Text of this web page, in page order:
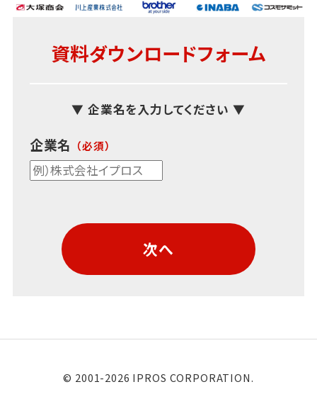
資料ダウンロードフォーム
▼ 企業名を入力してください ▼
企業名
次へ
© 2001-2026 IPROS CORPORATION.